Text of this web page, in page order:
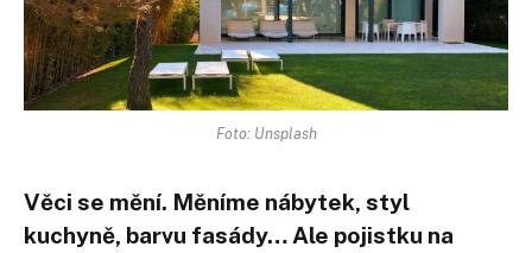
Foto: Unsplash
Věci se mění. Měníme nábytek, styl
kuchyně, barvu fasády… Ale pojistku na